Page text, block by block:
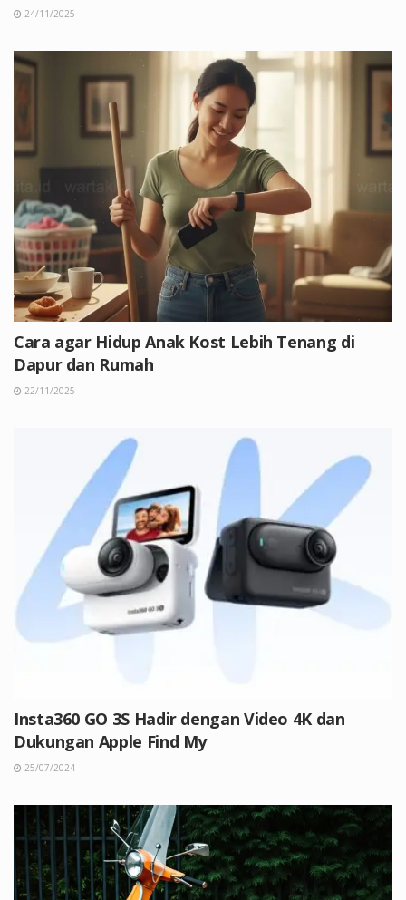
24/11/2025
Cara agar Hidup Anak Kost Lebih Tenang di
Dapur dan Rumah
22/11/2025
Insta360 GO 3S Hadir dengan Video 4K dan
Dukungan Apple Find My
25/07/2024